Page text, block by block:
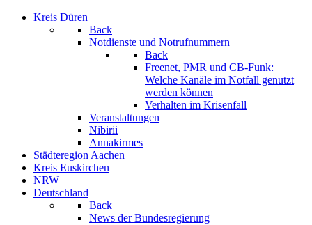
Kreis Düren
Back
Notdienste und Notrufnummern
Back
Freenet, PMR und CB-Funk:
Welche Kanäle im Notfall genutzt
werden können
Verhalten im Krisenfall
Veranstaltungen
Nibirii
Annakirmes
Städteregion Aachen
Kreis Euskirchen
NRW
Deutschland
Back
News der Bundesregierung